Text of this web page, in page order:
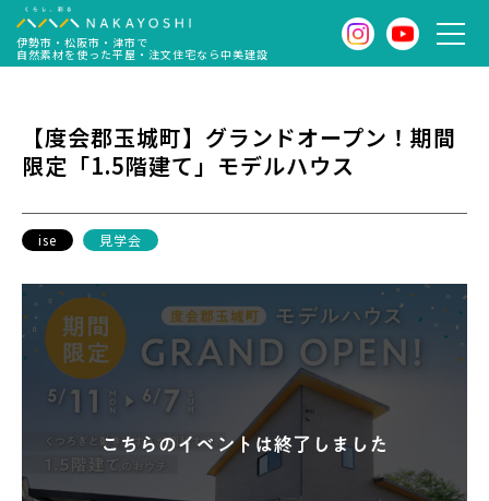
伊勢市・松阪市・津市で
自然素材を使った平屋・注文住宅なら中美建設
【度会郡玉城町】グランドオープン！期間
限定「1.5階建て」モデルハウス
ise 見学会